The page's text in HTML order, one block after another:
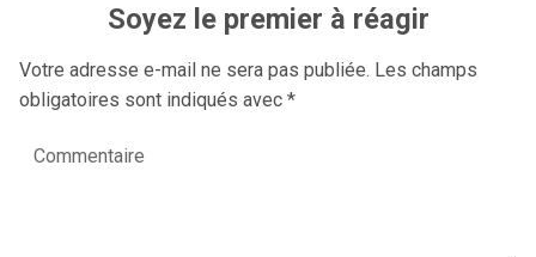
Soyez le premier à réagir
Votre adresse e-mail ne sera pas publiée. Les champs
obligatoires sont indiqués avec *
Commentaire